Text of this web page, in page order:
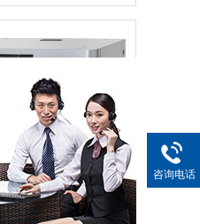
德国斯派克台式直读光谱仪SPECTRO MAXx 电弧/火花OES金属分析仪 咨询电话